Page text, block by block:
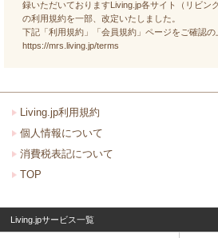
録いただいておりますLiving.jp各サイト（リビン
の利用規約を一部、改定いたしました。
下記「利用規約」「会員規約」ページをご確認の
https://mrs.living.jp/terms
Living.jp利用規約
個人情報について
消費税表記について
TOP
Living.jpサービス一覧